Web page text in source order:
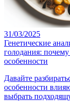
31/03/2025
Генетические
голодания:
особенности
Давайте
особенности
выбрать